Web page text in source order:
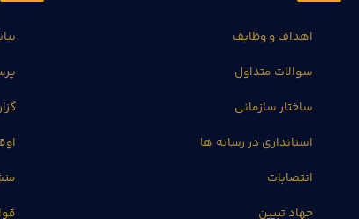
اهداف و وظایف
سوالات متداول
ساختار سازمانی
استانداری در رسانه ها
انتصابات
جهاد تبیین